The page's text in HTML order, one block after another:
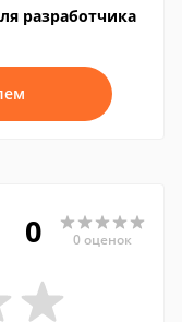
разработчика
0 0 оценок